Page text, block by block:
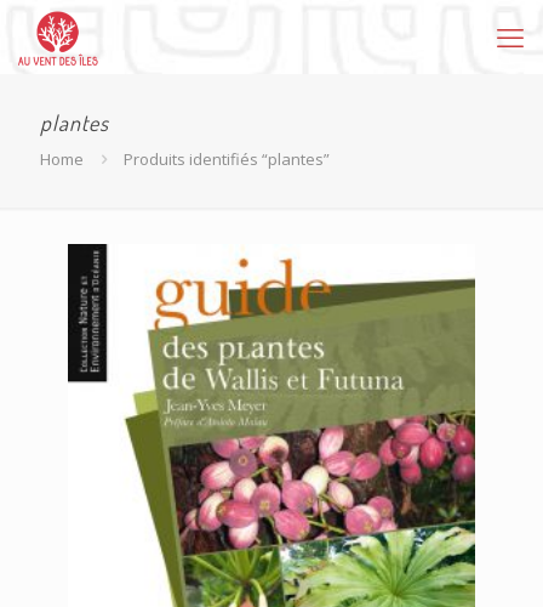
plantes
Home Produits identifiés “plantes”